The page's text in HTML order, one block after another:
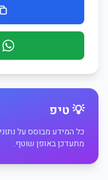
💡 טיפ
כל המידע מבוסס על
מתעדכן באופן שוטף.